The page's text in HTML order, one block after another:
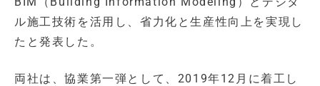
ル施工技術を活用し、省力化と生産性向上を実現し
たと発表した。
両社は、協業第一弾として、2019年12月に着工し